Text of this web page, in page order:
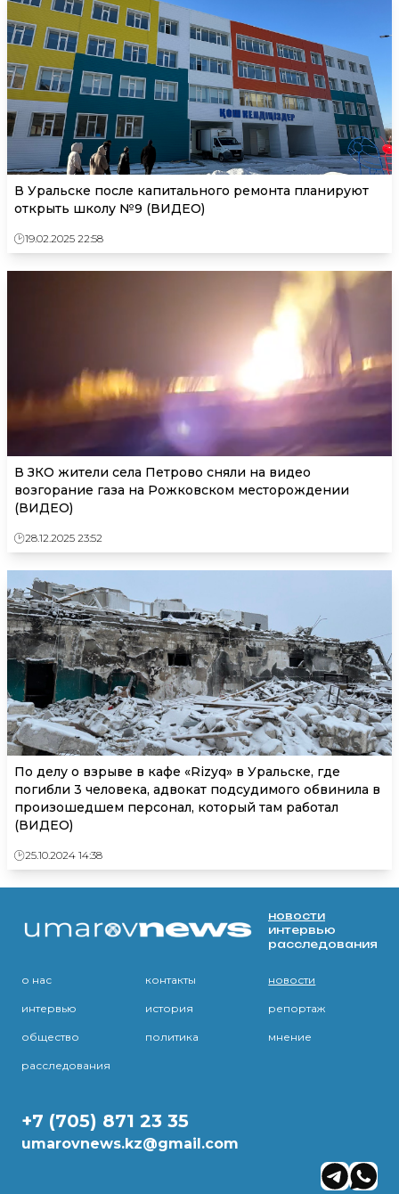
В Уральске после капитального ремонта планируют
открыть школу №9 (ВИДЕО)
19.02.2025 22:58
В ЗКО жители села Петрово сняли на видео
возгорание газа на Рожковском месторождении
(ВИДЕО)
28.12.2025 23:52
По делу о взрыве в кафе «Rizyq» в Уральске, где
погибли 3 человека, адвокат подсудимого обвинила в
произошедшем персонал, который там работал
(ВИДЕО)
25.10.2024 14:38
новости
интервью
расследования
о нас контакты новости
интервью история репортаж
общество политика мнение
расследования
+7 (705) 871 23 35
umarovnews.kz@gmail.com